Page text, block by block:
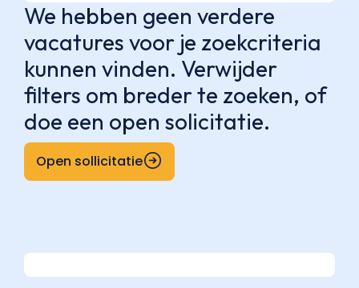
We hebben geen verdere
vacatures voor je zoekcriteria
kunnen vinden. Verwijder
filters om breder te zoeken, of
doe een open solicitatie.
Open sollicitatie